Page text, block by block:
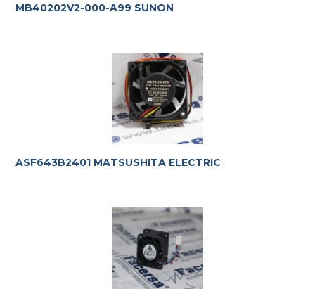
MB40202V2-000-A99 SUNON
ASF643B2401 MATSUSHITA ELECTRIC